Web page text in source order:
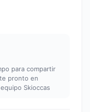
para compartir
pronto en
Skioccas